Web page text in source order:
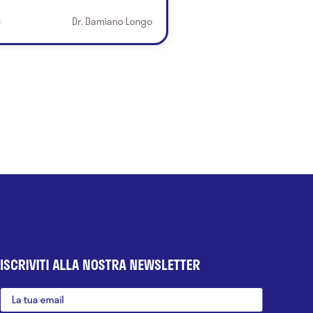
Dr. Damiano Longo
ISCRIVITI ALLA NOSTRA NEWSLETTER